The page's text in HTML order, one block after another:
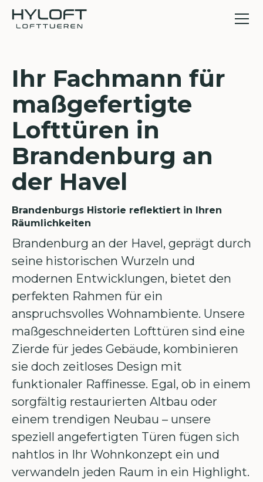
Ihr Fachmann für
maßgefertigte
Lofttüren in
Brandenburg an
der Havel
Brandenburgs Historie reflektiert in Ihren
Räumlichkeiten
Brandenburg an der Havel, geprägt durch
seine historischen Wurzeln und
modernen Entwicklungen, bietet den
perfekten Rahmen für ein
anspruchsvolles Wohnambiente. Unsere
maßgeschneiderten Lofttüren sind eine
Zierde für jedes Gebäude, kombinieren
sie doch zeitloses Design mit
funktionaler Raffinesse. Egal, ob in einem
sorgfältig restaurierten Altbau oder
einem trendigen Neubau – unsere
speziell angefertigten Türen fügen sich
nahtlos in Ihr Wohnkonzept ein und
verwandeln jeden Raum in ein Highlight.